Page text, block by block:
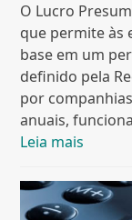
O Lucro
que permite às
base em um
definido pela
por
anuais,
Leia mais